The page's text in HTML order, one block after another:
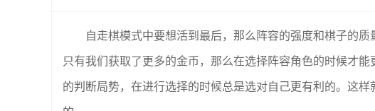
自走棋模式中要想活到最后，那么阵容的强度和棋子的
只有我们获取了更多的金币，那么在选择阵容角色的时候才
的判断局势，在进行选择的时候总是选对自己更有利的。这